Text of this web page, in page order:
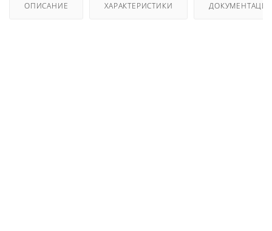
ОПИСАНИЕ ХАРАКТЕРИСТИКИ ДОКУМЕНТАЦИЯ